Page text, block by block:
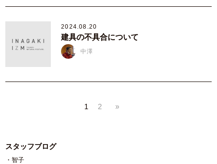
2024.08.20
建具の不具合について
中澤
1 2 »
スタッフブログ
智子